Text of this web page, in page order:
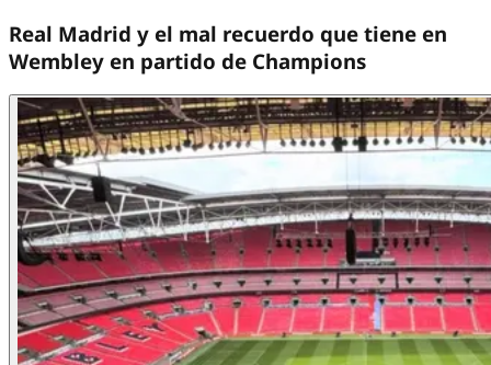
Real Madrid y el mal recuerdo que tiene en
Wembley en partido de Champions